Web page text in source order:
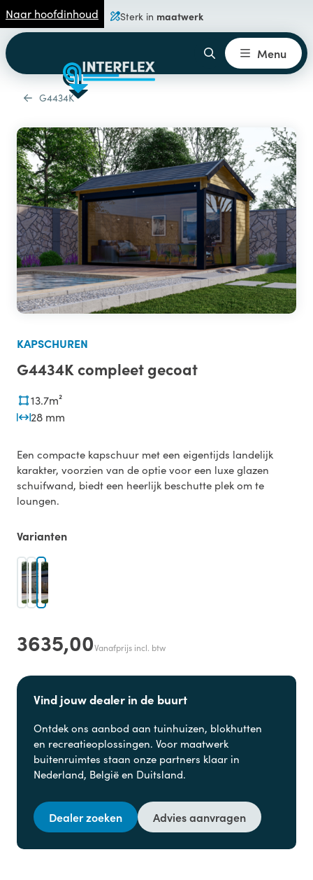
Naar hoofdinhoud Sterk in maatwerk
Menu
G4434K
KAPSCHUREN
G4434K compleet gecoat
13.7m²
28 mm
Een compacte kapschuur met een eigentijds landelijk
karakter, voorzien van de optie voor een luxe glazen
schuifwand, biedt een heerlijk beschutte plek om te
loungen.
Varianten
3635,00Vanafprijs incl. btw
Vind jouw dealer in de buurt
Ontdek ons aanbod aan tuinhuizen, blokhutten
en recreatieoplossingen. Voor maatwerk
buitenruimtes staan onze partners klaar in
Nederland, België en Duitsland.
Dealer zoeken Advies aanvragen